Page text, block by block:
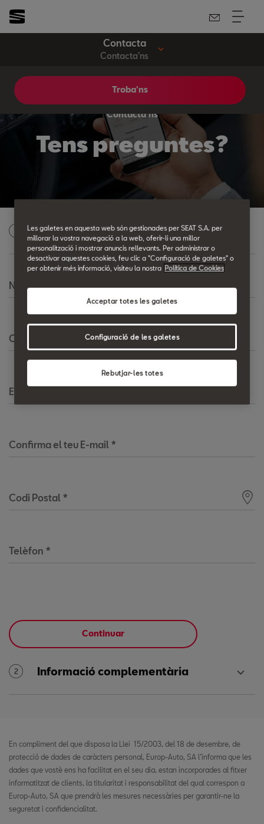
Contacta
Contacta'ns
Troba'ns
Contacta'ns
Tens preguntes?
Informació de contacte
Nom*
Cognoms
E-mail
Confirma el teu E-mail *
Codi Postal *
Telèfon *
Continuar
2 Informació complementària
En compliment del que disposa la Llei 15/2003, del 18 de desembre, de
protecció de dades de caràcters personal, Europ-Auto, SA l’informa que les
dades que vostè ens ha facilitat en el seu dia, estan incorporades al fitxer
informatitzat de clients, la titularitat i responsabilitat del qual correspon a
Europ-Auto, SA que prendrà les mesures necessàries per garantir-ne la
seguretat i confidencialitat.
Les galetes en aquesta web són gestionades per SEAT S.A. per
millorar la vostra navegació a la web, oferir-li una millor
personalització i mostrar anuncis rellevants. Per administrar o
desactivar aquestes cookies, feu clic a "Configuració de galetes" o
per obtenir més informació, visiteu la nostra Política de Cookies
Rebutjar-les totes
Acceptar totes les galetes
Configuració de les galetes